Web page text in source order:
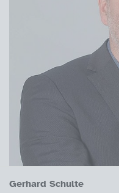
Gerhard Schulte